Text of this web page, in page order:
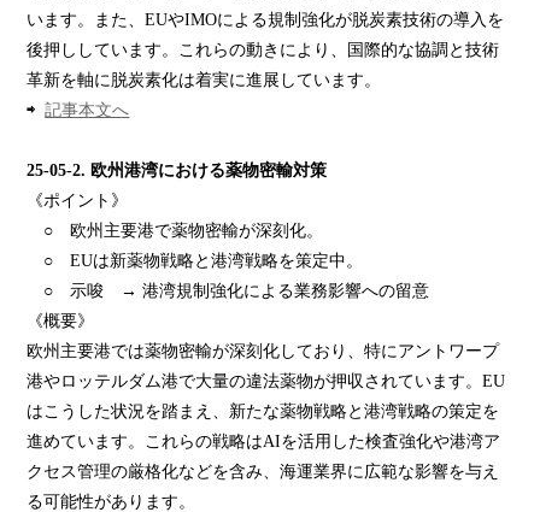
います。また、EUやIMOによる規制強化が脱炭素技術の導入を
後押ししています。これらの動きにより、国際的な協調と技術
革新を軸に脱炭素化は着実に進展しています。
⇨記事本文へ
25-05-2. 欧州港湾における薬物密輸対策
《ポイント》
○ 欧州主要港で薬物密輸が深刻化。
○ EUは新薬物戦略と港湾戦略を策定中。
○ 示唆 → 港湾規制強化による業務影響への留意
《概要》
欧州主要港では薬物密輸が深刻化しており、特にアントワープ
港やロッテルダム港で大量の違法薬物が押収されています。EU
はこうした状況を踏まえ、新たな薬物戦略と港湾戦略の策定を
進めています。これらの戦略はAIを活用した検査強化や港湾ア
クセス管理の厳格化などを含み、海運業界に広範な影響を与え
る可能性があります。